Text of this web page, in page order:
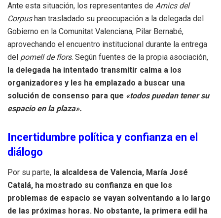
Ante esta situación, los representantes de Amics del
Corpushan trasladado su preocupación a la delegada del
Gobierno en la Comunitat Valenciana, Pilar Bernabé,
aprovechando el encuentro institucional durante la entrega
del pomell de flors. Según fuentes de la propia asociación,
la delegada ha intentado transmitir calma a los
organizadores y les ha emplazado a buscar una
solución de consenso para que «todos puedan tener su
espacio en la plaza».
Incertidumbre política y confianza en el
diálogo
Por su parte, la alcaldesa de Valencia, María José
Catalá, ha mostrado su confianza en que los
problemas de espacio se vayan solventando a lo largo
de las próximas horas. No obstante, la primera edil ha